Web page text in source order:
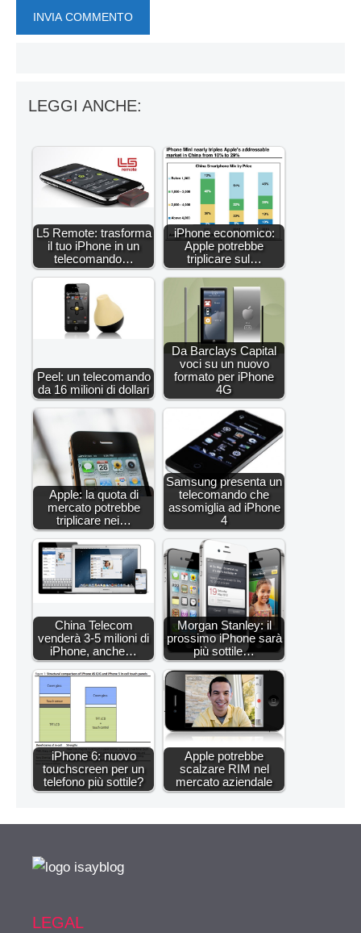
LEGGI ANCHE:
L5 Remote: trasforma
il tuo iPhone in un
telecomando…
iPhone economico:
Apple potrebbe
triplicare sul…
Peel: un telecomando
da 16 milioni di dollari
Da Barclays Capital
voci su un nuovo
formato per iPhone
4G
Apple: la quota di
mercato potrebbe
triplicare nei…
Samsung presenta un
telecomando che
assomiglia ad iPhone
4
China Telecom
venderà 3-5 milioni di
iPhone, anche…
Morgan Stanley: il
prossimo iPhone sarà
più sottile…
iPhone 6: nuovo
touchscreen per un
telefono più sottile?
Apple potrebbe
scalzare RIM nel
mercato aziendale
LEGAL